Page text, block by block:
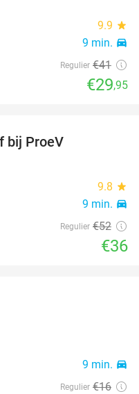
9.9 star
9 min. directions_car
Regulier €41
€29,95
bij ProeV
9.8 star
9 min. directions_car
Regulier €52
€36
9 min. directions_car
Regulier €16